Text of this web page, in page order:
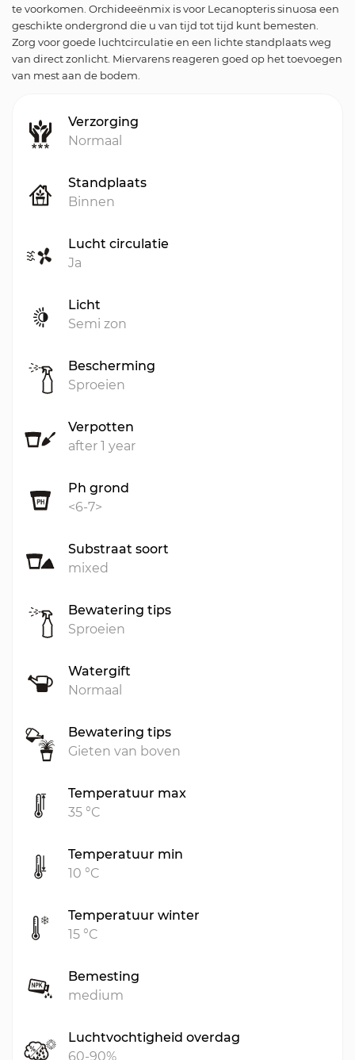
te voorkomen. Orchideeënmix is voor Lecanopteris sinuosa een
geschikte ondergrond die u van tijd tot tijd kunt bemesten.
Zorg voor goede luchtcirculatie en een lichte standplaats weg
van direct zonlicht. Miervarens reageren goed op het toevoegen
van mest aan de bodem.
Verzorging
Normaal
Standplaats
Binnen
Lucht circulatie
Ja
Licht
Semi zon
Bescherming
Sproeien
Verpotten
after 1 year
Ph grond
<6-7>
Substraat soort
mixed
Bewatering tips
Sproeien
Watergift
Normaal
Bewatering tips
Gieten van boven
Temperatuur max
35 °C
Temperatuur min
10 °C
Temperatuur winter
15 °C
Bemesting
medium
Luchtvochtigheid overdag
60-90%